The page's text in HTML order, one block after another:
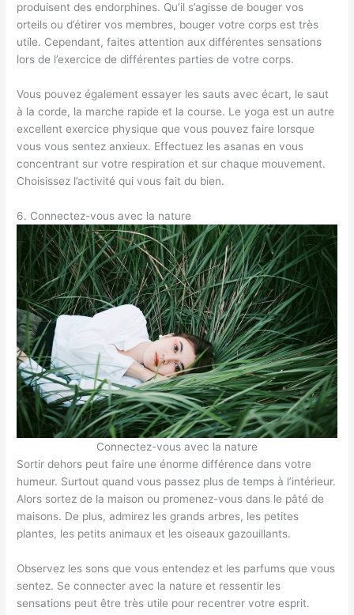
produisent des endorphines. Qu’il s’agisse de bouger vos
orteils ou d’étirer vos membres, bouger votre corps est très
utile. Cependant, faites attention aux différentes sensations
lors de l’exercice de différentes parties de votre corps.
Vous pouvez également essayer les sauts avec écart, le saut
à la corde, la marche rapide et la course. Le yoga est un autre
excellent exercice physique que vous pouvez faire lorsque
vous vous sentez anxieux. Effectuez les asanas en vous
concentrant sur votre respiration et sur chaque mouvement.
Choisissez l’activité qui vous fait du bien.
6. Connectez-vous avec la nature
Connectez-vous avec la nature
Sortir dehors peut faire une énorme différence dans votre
humeur. Surtout quand vous passez plus de temps à l’intérieur.
Alors sortez de la maison ou promenez-vous dans le pâté de
maisons. De plus, admirez les grands arbres, les petites
plantes, les petits animaux et les oiseaux gazouillants.
Observez les sons que vous entendez et les parfums que vous
sentez. Se connecter avec la nature et ressentir les
sensations peut être très utile pour recentrer votre esprit.